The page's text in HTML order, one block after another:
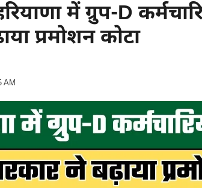
में ग्रुप-D
प्रमोशन कोटा
AM